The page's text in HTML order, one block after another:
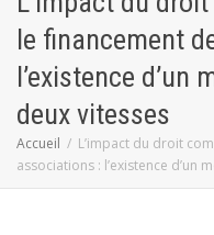
le financement
l’existence d’un
deux vitesses
Accueil
L’impact du droit
associations : l’existence d’un